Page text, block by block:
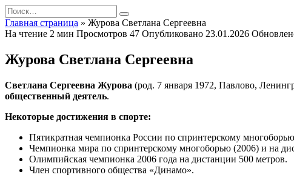
Перейти
к
содержанию
Search
for:
Главная страница » Журова Светлана Сергеевна
На чтение 2 мин Просмотров 47 Опубликовано 23.01.2026
Журова Светлана Сергеевна
Светлана Сергеевна Журова (род. 7 января 1972, Павлово,
общественный деятель.
Некоторые достижения в спорте:
Пятикратная чемпионка России по спринтерскому
Чемпионка мира по спринтерскому многоборью (2006) и на
Олимпийская чемпионка 2006 года на дистанции 500 метров.
Член спортивного общества «Динамо».